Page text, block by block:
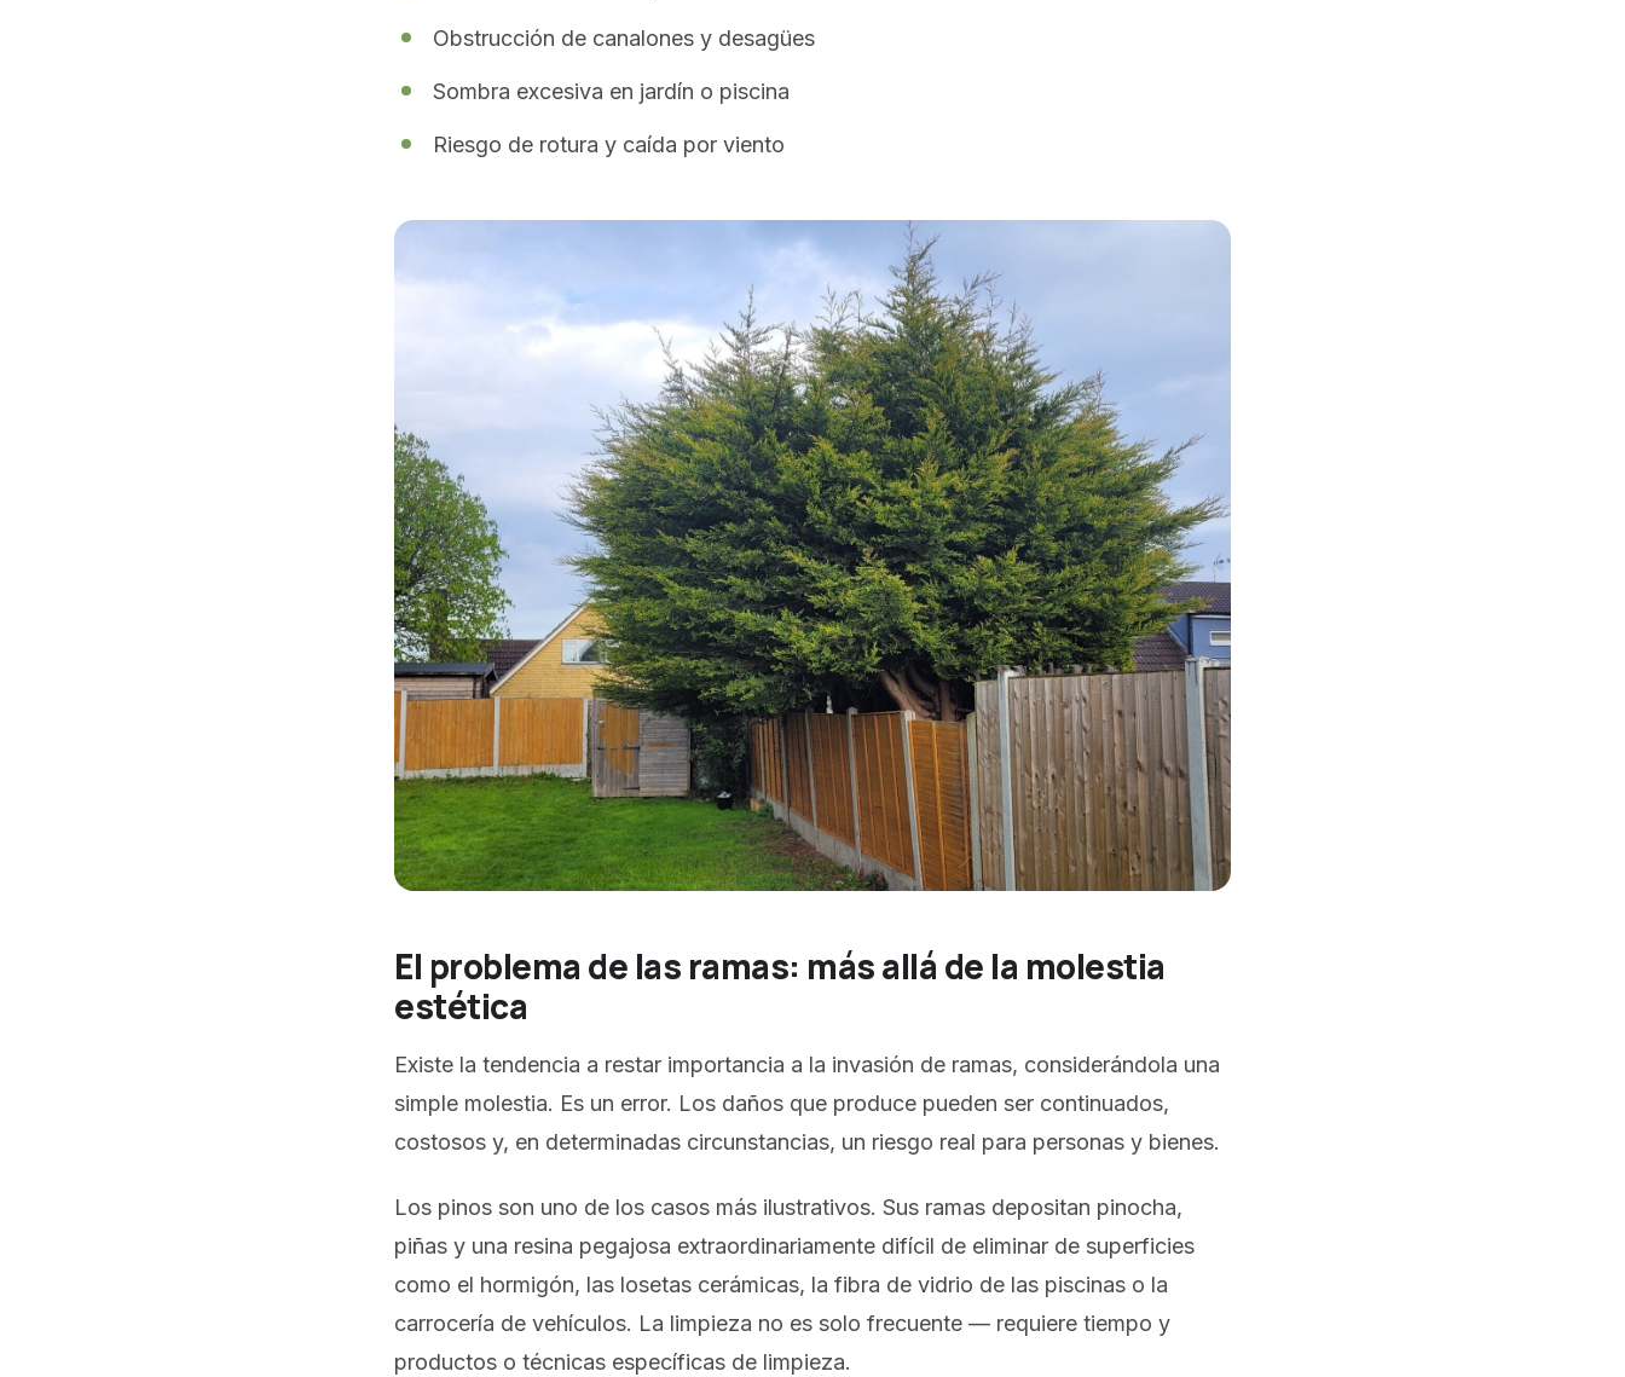
Obstrucción de canalones y desagües
Sombra excesiva en jardín o piscina
Riesgo de rotura y caída por viento
El problema de las ramas: más allá de la molestia
estética
Existe la tendencia a restar importancia a la invasión de ramas, considerándola una
simple molestia. Es un error. Los daños que produce pueden ser continuados,
costosos y, en determinadas circunstancias, un riesgo real para personas y bienes.
Los pinos son uno de los casos más ilustrativos. Sus ramas depositan pinocha,
piñas y una resina pegajosa extraordinariamente difícil de eliminar de superficies
como el hormigón, las losetas cerámicas, la fibra de vidrio de las piscinas o la
carrocería de vehículos. La limpieza no es solo frecuente — requiere tiempo y
productos o técnicas específicas de limpieza.